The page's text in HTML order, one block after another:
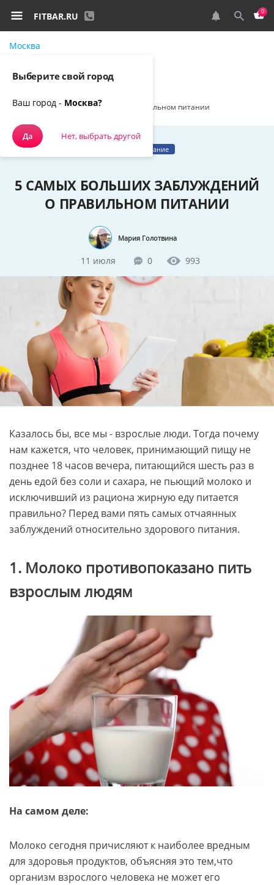
FITBAR.RU 0
Москва
5 самых больших заблуждений о правильном питании
Правильное питание
5 САМЫХ БОЛЬШИХ ЗАБЛУЖДЕНИЙ
О ПРАВИЛЬНОМ ПИТАНИИ
Мария Голотвина
11 июля 0 993
Казалось бы, все мы - взрослые люди. Тогда почему
нам кажется, что человек, принимающий пищу не
позднее 18 часов вечера, питающийся шесть раз в
день едой без соли и сахара, не пьющий молоко и
исключивший из рациона жирную еду питается
правильно? Перед вами пять самых отчаянных
заблуждений относительно здорового питания.
1. Молоко противопоказано пить
взрослым людям
На самом деле:
Молоко сегодня причисляют к наиболее вредным
для здоровья продуктов, объясняя это тем,что
организм взрослого человека не может его
Выберите свой город
Ваш город - Москва?
Да Нет, выбрать другой